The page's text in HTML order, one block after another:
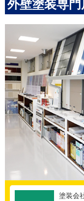
外壁塗装専門
塗装会